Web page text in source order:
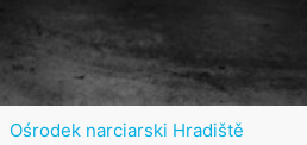
Ośrodek narciarski Hradiště